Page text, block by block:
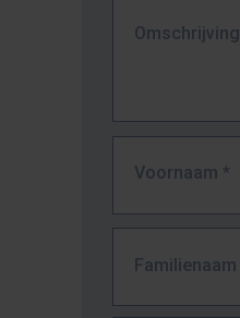
Omschrijving
Voornaam *
Familienaam